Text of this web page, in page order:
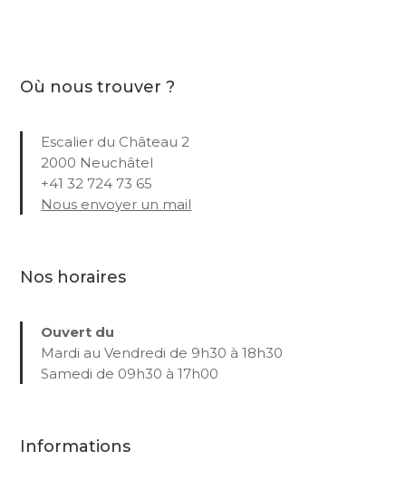
Où nous trouver ?
Escalier du Château 2
2000 Neuchâtel
+41 32 724 73 65
Nous envoyer un mail
Nos horaires
Ouvert du
Mardi au Vendredi de 9h30 à 18h30
Samedi de 09h30 à 17h00
Informations